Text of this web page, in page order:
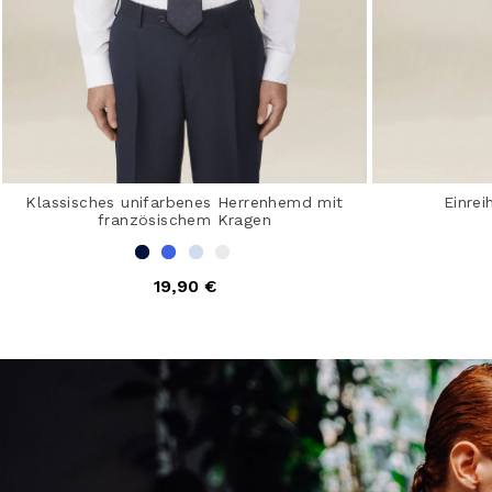
Klassisches unifarbenes Herrenhemd mit
französischem Kragen
19,90 €